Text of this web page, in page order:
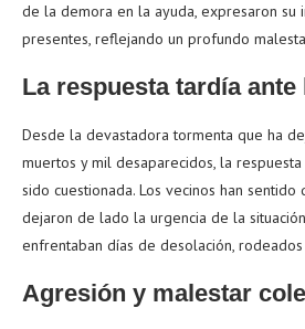
de la demora en la ayuda, expresaron su
presentes, reflejando un profundo
La respuesta tardía
Desde la devastadora tormenta que ha
muertos y mil desaparecidos, la
sido cuestionada. Los vecinos han sentido
dejaron de lado la urgencia de la
enfrentaban días de desolación,
Agresión y malestar